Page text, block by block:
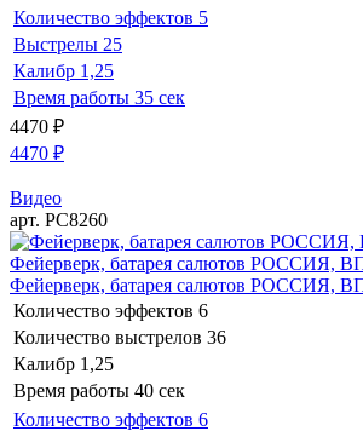
Количество эффектов 5
Выстрелы 25
Калибр 1,25
Время работы 35 сек
4470 ₽
4470 ₽
Видео
арт. РС8260
Фейерверк, батарея салютов РОССИЯ,
Фейерверк, батарея салютов РОССИЯ,
Количество эффектов 6
Количество выстрелов 36
Калибр 1,25
Время работы 40 сек
Количество эффектов 6